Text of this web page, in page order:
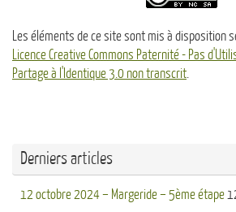
Les éléments de ce site sont mis à disposition
Licence Creative Commons Paternité - Pas
Partage à l'Identique 3.0 non transcrit
Derniers articles
12 octobre 2024 – Margeride – 5ème étape